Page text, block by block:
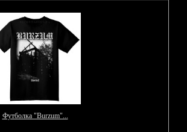
Футболка "Burzum"...